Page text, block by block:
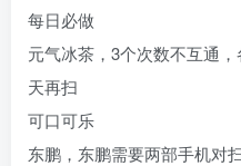
每日必做
元气冰茶，3个次数不互通
天再扫
可口可乐
东鹏，东鹏需要两部手机对